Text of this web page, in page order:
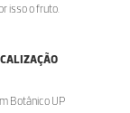
isso o fruto.
Botânico UP